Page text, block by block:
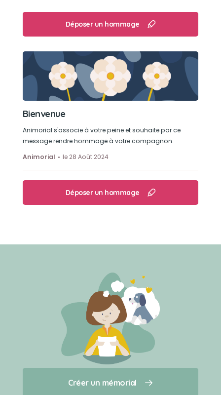
Créer un mémorial
Qui sommes-nous ?
pris avec l odeur de sa mere
Dormir à l ombre sous les arbres ds son panier
Déposer un hommage
Bienvenue
Animorial s'associe à votre peine et souhaite par ce
message rendre hommage à votre compagnon.
Animorial
le 28 Août 2024
Déposer un hommage
Créer un mémorial